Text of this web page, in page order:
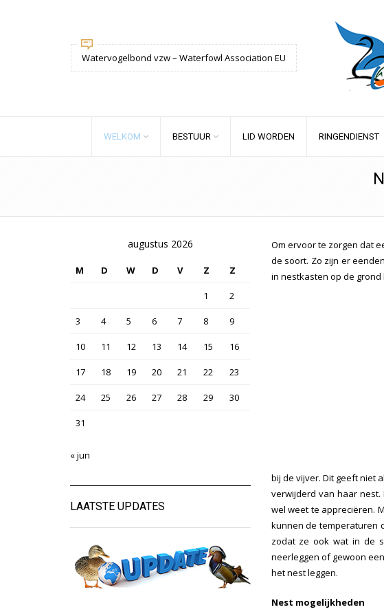
Watervogelbond vzw – Waterfowl Association EU
WELKOM BESTUUR LID WORDEN RINGENDIENST
augustus 2026
M D W D V Z Z
1 2
3 4 5 6 7 8 9
10 11 12 13 14 15 16
17 18 19 20 21 22 23
24 25 26 27 28 29 30
31
« jun
LAATSTE UPDATES
Om ervoor te zorgen dat
de soort. Zo zijn er
in nestkasten op de grond
bij de vijver. Dit geeft niet
verwijderd van haar
wel weet te appreciëren.
kunnen de temperaturen
zodat ze ook wat in de
neerleggen of gewoon
het nest leggen.
Nest mogelijkheden